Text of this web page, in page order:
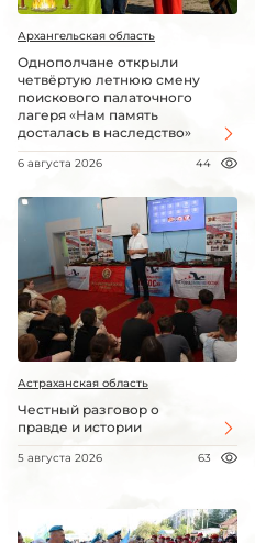
Архангельская область
Однополчане открыли
четвёртую летнюю смену
поискового палаточного
лагеря «Нам память
досталась в наследство»
6 августа 2026 44
Астраханская область
Честный разговор о
правде и истории
5 августа 2026 63